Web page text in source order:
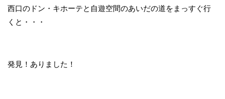
西口のドン・キホーテと自遊空間のあいだの道をまっすぐ行
くと・・・
発見！ありました！